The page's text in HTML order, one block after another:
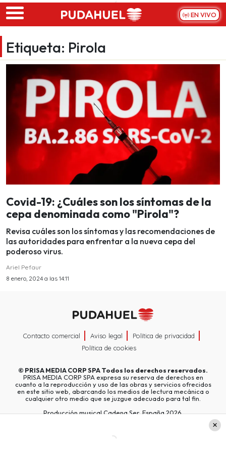
Skip to main content
EN VIVO
Etiqueta: Pirola
Covid-19: ¿Cuáles son los síntomas de la
cepa denominada como "Pirola"?
Revisa cuáles son los síntomas y las recomendaciones de
las autoridades para enfrentar a la nueva cepa del
poderoso virus.
Ariel Pefaur
8 enero, 2024 a las 14:11
Contacto comercial Aviso legal
Política de privacidad
Política de cookies
© PRISA MEDIA CORP SPATodos los derechos reservados.
PRISA MEDIA CORP SPA expresa su reserva de derechos en
cuanto a la reproducción y uso de las obras y servicios ofrecidos
en este sitio web, abarcando los medios de lectura mecánica o
cualquier otro medio que se juzgue adecuado para tal fin.
Producción musical Cadena Ser, España 2026.